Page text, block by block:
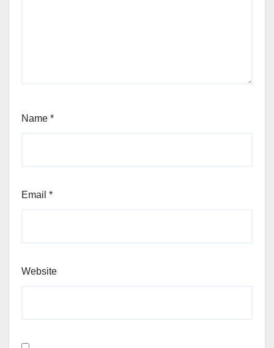
Name *
Email *
Website